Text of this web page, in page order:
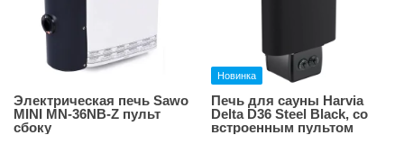
SAUNA
Электрическая печь Sawo
MINI MN-36NB-Z пульт
сбоку
Новинка
Печь для сауны Harvia
Delta D36 Steel Black, со
встроенным пультом